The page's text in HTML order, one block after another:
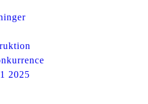
2025